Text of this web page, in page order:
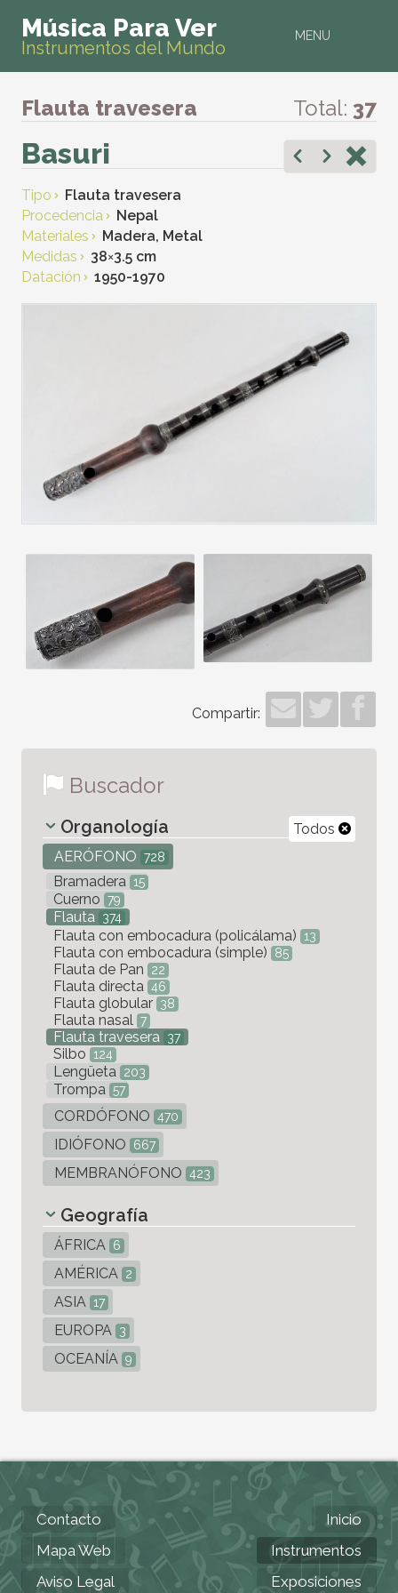
MENU
Música Para Ver
Instrumentos del Mundo
Flauta travesera Total: 37
Basuri
Tipo
Flauta travesera
Procedencia
Nepal
Materiales
Madera, Metal
Medidas
38×3.5 cm
Datación
1950-1970
Compartir:
Buscador
Todos
Organología
AERÓFONO 728
Bramadera 15
Cuerno 79
Flauta 374
Flauta con embocadura (policálama) 13
Flauta con embocadura (simple) 85
Flauta de Pan 22
Flauta directa 46
Flauta globular 38
Flauta nasal 7
Flauta travesera 37
Silbo 124
Lengüeta 203
Trompa 57
CORDÓFONO 470
IDIÓFONO 667
MEMBRANÓFONO 423
Geografía
ÁFRICA 6
AMÉRICA 2
ASIA 17
EUROPA 3
OCEANÍA 9
Contacto
Mapa Web
Aviso Legal
Inicio
Instrumentos
Exposiciones